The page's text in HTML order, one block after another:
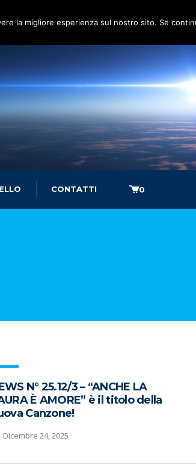
CONTATTI 0
N° 25.12/3 – “ANCHE LA
È AMORE” è il titolo della
Canzone!
Dicembre 24, 2025
la migliore esperienza sul nostro sito. Se